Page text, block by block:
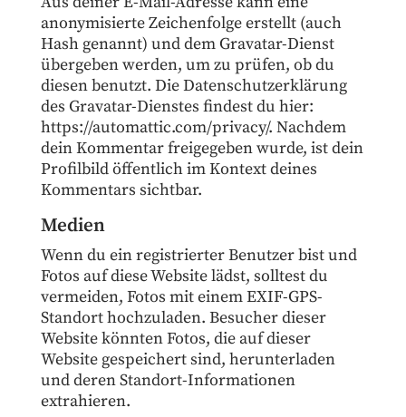
anonymisierte Zeichenfolge erstellt (auch
Hash genannt) und dem Gravatar-Dienst
übergeben werden, um zu prüfen, ob du
diesen benutzt. Die Datenschutzerklärung
des Gravatar-Dienstes findest du hier:
https://automattic.com/privacy/. Nachdem
dein Kommentar freigegeben wurde, ist dein
Profilbild öffentlich im Kontext deines
Kommentars sichtbar.
Medien
Wenn du ein registrierter Benutzer bist und
Fotos auf diese Website lädst, solltest du
vermeiden, Fotos mit einem EXIF-GPS-
Standort hochzuladen. Besucher dieser
Website könnten Fotos, die auf dieser
Website gespeichert sind, herunterladen
und deren Standort-Informationen
extrahieren.